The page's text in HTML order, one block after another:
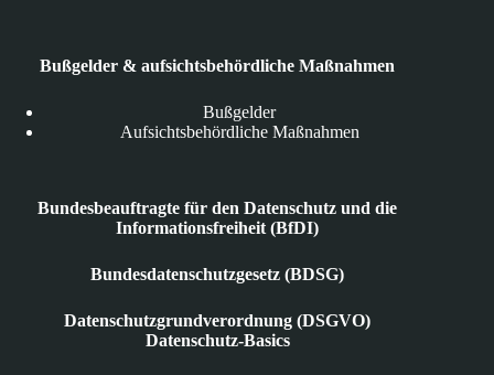
Bußgelder & aufsichtsbehördliche Maßnahmen
Bußgelder
Aufsichtsbehördliche Maßnahmen
Bundesbeauftragte für den Datenschutz und die
Informationsfreiheit (BfDI)
Bundesdatenschutzgesetz (BDSG)
Datenschutzgrundverordnung (DSGVO)
Datenschutz-Basics